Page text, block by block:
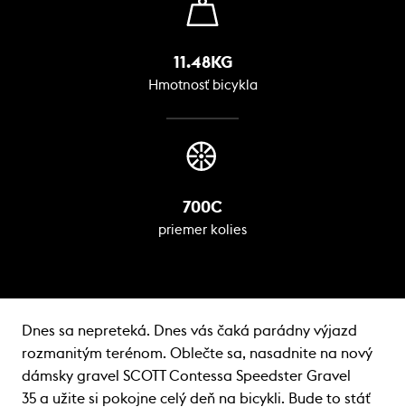
11.48KG
Hmotnosť bicykla
700C
priemer kolies
Dnes sa nepreteká. Dnes vás čaká parádny výjazd
rozmanitým terénom. Oblečte sa, nasadnite na nový
dámsky gravel SCOTT Contessa Speedster Gravel
35 a užite si pokojne celý deň na bicykli. Bude to stáť